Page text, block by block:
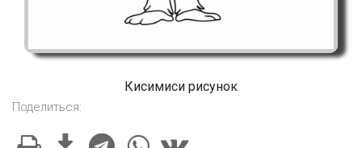
Кисимиси рисунок
Поделиться: